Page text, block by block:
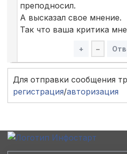
преподносил.
А высказал свое мнение.
Так что ваша критика
+ –
Для отправки сообщения
регистрация/авторизация